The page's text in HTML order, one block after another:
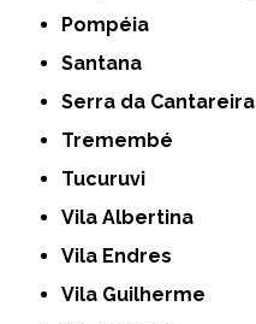
Pompéia
Santana
Serra da Cantareira
Tremembé
Tucuruvi
Vila Albertina
Vila Endres
Vila Guilherme